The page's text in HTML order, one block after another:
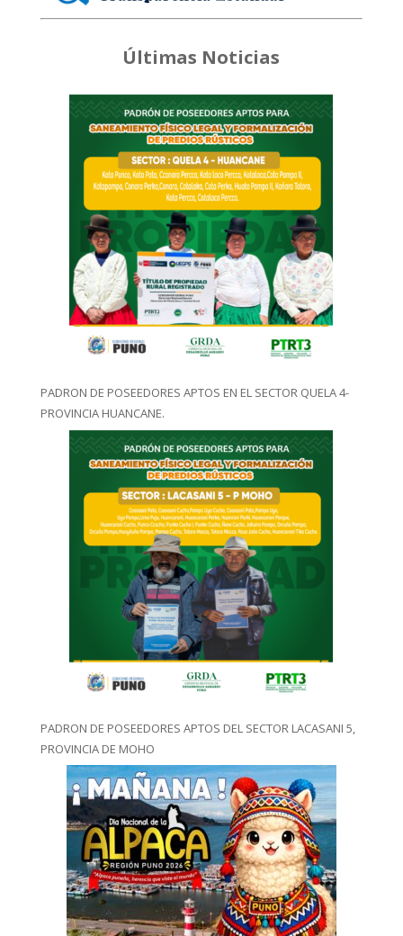
Últimas Noticias
PADRON DE POSEEDORES APTOS EN EL SECTOR QUELA 4-
PROVINCIA HUANCANE.
PADRON DE POSEEDORES APTOS DEL SECTOR LACASANI 5,
PROVINCIA DE MOHO